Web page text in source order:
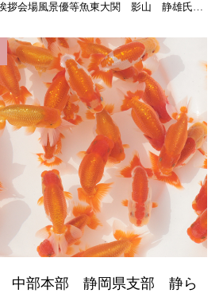
拶会場風景優等魚東大関 影山 静雄氏…
中部本部 静岡県支部 静ら